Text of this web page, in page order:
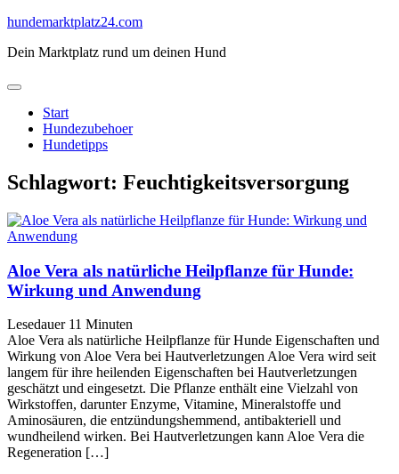
Skip
content
hundemarktplatz24.com
Dein Marktplatz rund um deinen Hund
Start
Hundezubehoer
Hundetipps
Schlagwort: Feuchtigkeitsversorgung
Aloe Vera als natürliche Heilpflanze für Hunde:
Wirkung und Anwendung
Lesedauer 11 Minuten
Aloe Vera als natürliche Heilpflanze für Hunde Eigenschaften und
Wirkung von Aloe Vera bei Hautverletzungen Aloe Vera wird seit
langem für ihre heilenden Eigenschaften bei Hautverletzungen
geschätzt und eingesetzt. Die Pflanze enthält eine Vielzahl von
Wirkstoffen, darunter Enzyme, Vitamine, Mineralstoffe und
Aminosäuren, die entzündungshemmend, antibakteriell und
wundheilend wirken. Bei Hautverletzungen kann Aloe Vera die
Regeneration […]